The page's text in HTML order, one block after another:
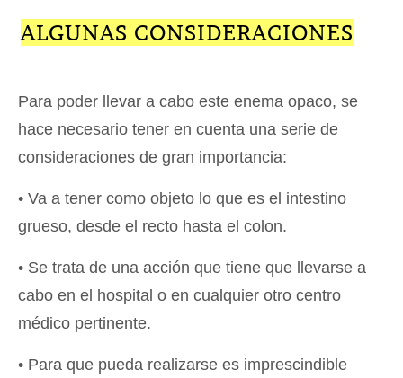
ALGUNAS CONSIDERACIONES
Para poder llevar a cabo este enema opaco, se
hace necesario tener en cuenta una serie de
consideraciones de gran importancia:
• Va a tener como objeto lo que es el intestino
grueso, desde el recto hasta el colon.
• Se trata de una acción que tiene que llevarse a
cabo en el hospital o en cualquier otro centro
médico pertinente.
• Para que pueda realizarse es imprescindible